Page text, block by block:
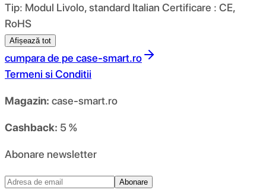
Tip: Modul Livolo, standard Italian Certificare : CE,
RoHS
Afișează tot
cumpara de pe case-smart.ro
Termeni si Conditii
Magazin: case-smart.ro
Cashback: 5 %
Abonare newsletter
Abonare